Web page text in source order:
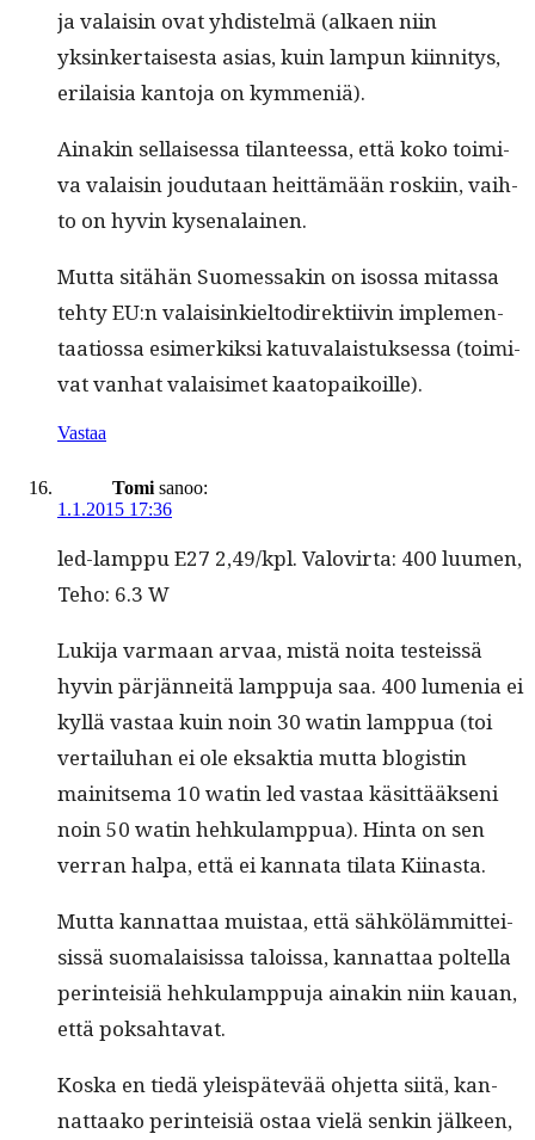
ja valaisin ovat yhdis­telmä (alka­en niin
yksinker­tais­es­ta asias, kuin lam­pun kiin­ni­tys,
eri­laisia kan­to­ja on kymmeniä).
Ainakin sel­l­aises­sa tilanteessa, että koko toimi­
va valaisin joudu­taan heit­tämään roski­in, vai­h­
to on hyvin kysenalainen.
Mut­ta sitähän Suomes­sakin on isos­sa mitas­sa
tehty EU:n valaisinkiel­todi­rek­ti­ivin imple­men­
taa­tios­sa esimerkik­si katu­valais­tuk­ses­sa (toimi­
vat van­hat valaisimet kaatopaikoille).
Vastaa
Tomi sanoo:
1.1.2015 17:36
led-lamp­pu E27 2,49/kpl. Val­ovir­ta: 400 luumen,
Teho: 6.3 W
Luk­i­ja var­maan arvaa, mis­tä noi­ta testeis­sä
hyvin pär­jän­neitä lamp­pu­ja saa. 400 lume­nia ei
kyl­lä vas­taa kuin noin 30 watin lamp­pua (toi
ver­tailuhan ei ole eksak­tia mut­ta blo­gistin
mainit­se­ma 10 watin led vas­taa käsit­tääk­seni
noin 50 watin hehku­lamp­pua). Hin­ta on sen
ver­ran hal­pa, että ei kan­na­ta tila­ta Kiinasta.
Mut­ta kan­nat­taa muis­taa, että sähköläm­mit­tei­
sis­sä suo­ma­lai­sis­sa talois­sa, kan­nat­taa poltel­la
per­in­teisiä hehku­lamp­pu­ja ainakin niin kauan,
että poksahtavat.
Kos­ka en tiedä yleis­pätevää ohjet­ta siitä, kan­
nat­taako per­in­teisiä ostaa vielä senkin jäl­keen,